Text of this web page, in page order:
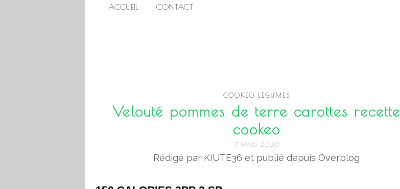
ACCUEIL CONTACT
COOKEO LEGUMES
Velouté pommes de terre carottes recette
cookeo
7 MARS 2020
Rédigé par KIUTE36 et publié depuis Overblog